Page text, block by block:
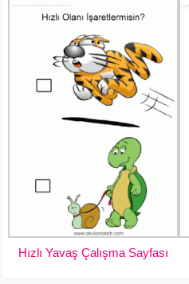
Hızlı Yavaş Çalışma Sayfası